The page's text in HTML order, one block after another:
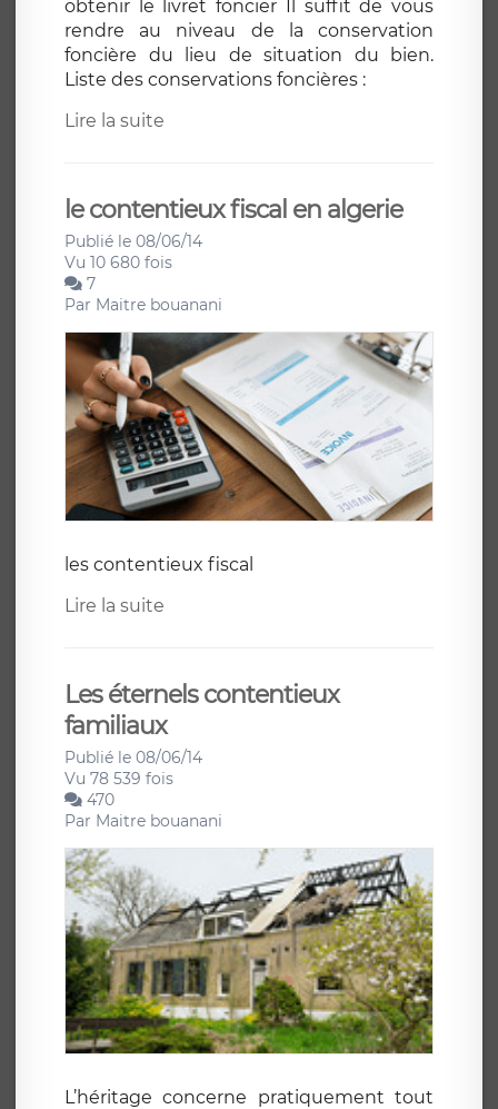
obtenir le livret foncier Il suffit de vous
rendre au niveau de la conservation
foncière du lieu de situation du bien.
Liste des conservations foncières :
Lire la suite
le contentieux fiscal en algerie
Publié le 08/06/14
Vu 10 680 fois
7
Par Maitre bouanani
les contentieux fiscal
Lire la suite
Les éternels contentieux
familiaux
Publié le 08/06/14
Vu 78 539 fois
470
Par Maitre bouanani
L’héritage concerne pratiquement tout